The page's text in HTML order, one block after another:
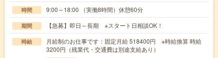
時間 9:00～18:00 （実働8時間）休憩60分
期間 【急募】即日～長期 ※スタート日相談OK！
時給
月給制のお仕事です：固定月給 518400円 ※時給換算 時給
3200円（残業代・交通費は別途支給あり）